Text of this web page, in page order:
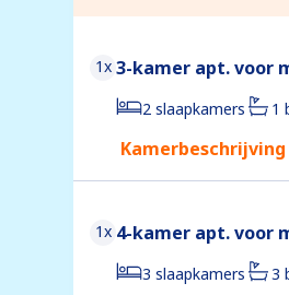
1x 3-kamer apt. voor
2 slaapkamers 1
Kamerbeschrijving
1x 4-kamer apt. voor
3 slaapkamers 3